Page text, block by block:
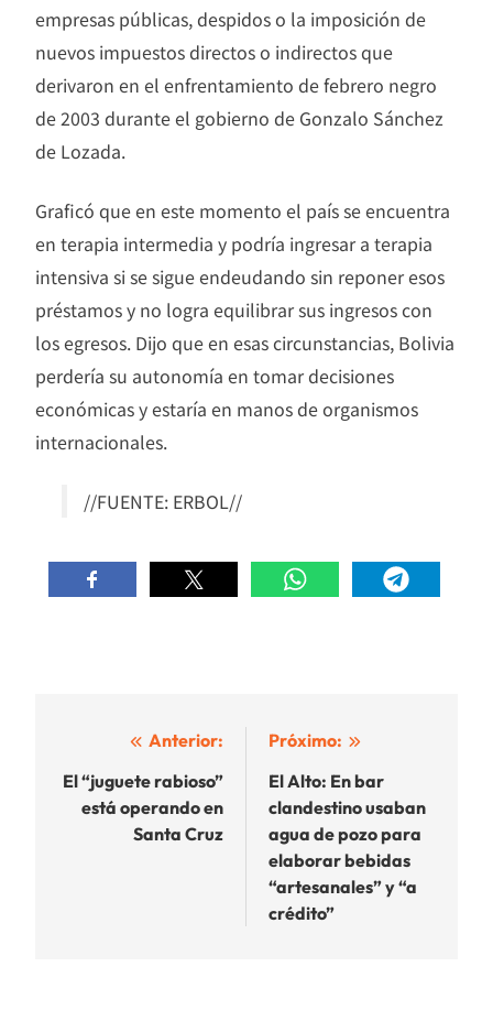
empresas públicas, despidos o la imposición de
nuevos impuestos directos o indirectos que
derivaron en el enfrentamiento de febrero negro
de 2003 durante el gobierno de Gonzalo Sánchez
de Lozada.
Graficó que en este momento el país se encuentra
en terapia intermedia y podría ingresar a terapia
intensiva si se sigue endeudando sin reponer esos
préstamos y no logra equilibrar sus ingresos con
los egresos. Dijo que en esas circunstancias, Bolivia
perdería su autonomía en tomar decisiones
económicas y estaría en manos de organismos
internacionales.
//FUENTE: ERBOL//
Navegación
de
entradas
Anterior:
El “juguete rabioso”
está operando en
Santa Cruz
Próximo:
El Alto: En bar
clandestino usaban
agua de pozo para
elaborar bebidas
“artesanales” y “a
crédito”